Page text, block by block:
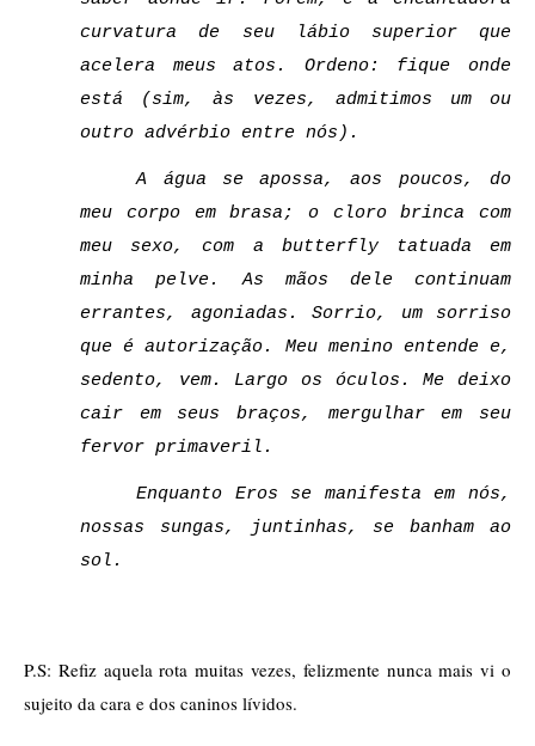
curvatura de seu lábio superior que
acelera meus atos. Ordeno: fique onde
está (sim, às vezes, admitimos um ou
outro advérbio entre nós).
A água se apossa, aos poucos, do
meu corpo em brasa; o cloro brinca com
meu sexo, com a butterfly tatuada em
minha pelve. As mãos dele continuam
errantes, agoniadas. Sorrio, um sorriso
que é autorização. Meu menino entende e,
sedento, vem. Largo os óculos. Me deixo
cair em seus braços, mergulhar em seu
fervor primaveril.
Enquanto Eros se manifesta em nós,
nossas sungas, juntinhas, se banham ao
sol.
P.S: Refiz aquela rota muitas vezes, felizmente nunca mais vi o
sujeito da cara e dos caninos lívidos.